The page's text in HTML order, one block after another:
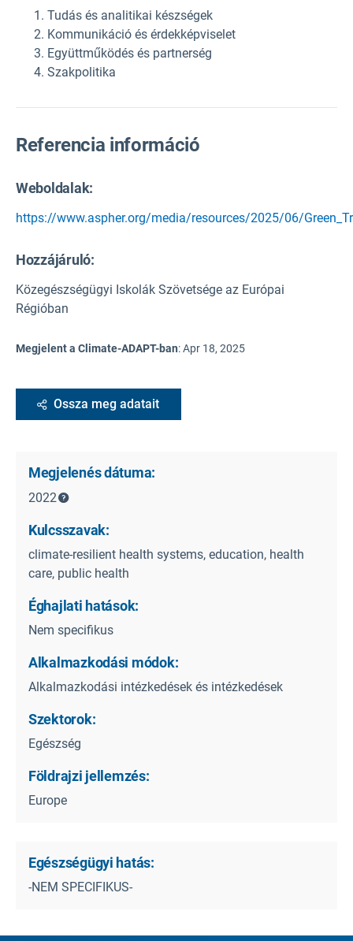
Tudás és analitikai készségek
Kommunikáció és érdekképviselet
Együttműködés és partnerség
Szakpolitika
Referencia információ
Weboldalak:
https://www.aspher.org/media/resources/2025/06/
Hozzájáruló:
Közegészségügyi Iskolák Szövetsége az Európai
Régióban
Megjelent a Climate-ADAPT-ban:Apr 18, 2025
Ossza meg adatait
Megjelenés dátuma:
2022
Kulcsszavak:
climate-resilient health systems, education, health
care, public health
Éghajlati hatások:
Nem specifikus
Alkalmazkodási módok:
Alkalmazkodási intézkedések és intézkedések
Szektorok:
Egészség
Földrajzi jellemzés:
Europe
Egészségügyi hatás:
-NEM SPECIFIKUS-